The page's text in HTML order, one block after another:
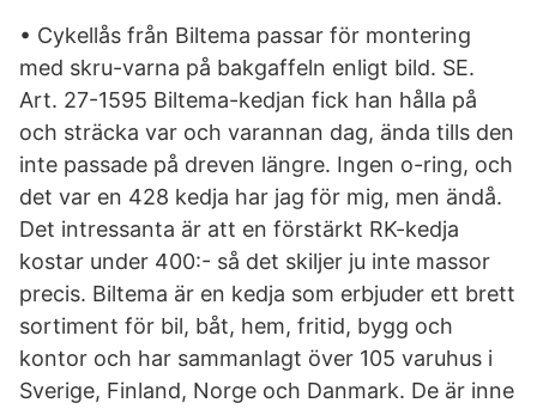
• Cykellås från Biltema passar för montering
med skru-varna på bakgaffeln enligt bild. SE.
Art. 27-1595 Biltema-kedjan fick han hålla på
och sträcka var och varannan dag, ända tills den
inte passade på dreven längre. Ingen o-ring, och
det var en 428 kedja har jag för mig, men ändå.
Det intressanta är att en förstärkt RK-kedja
kostar under 400:- så det skiljer ju inte massor
precis. Biltema är en kedja som erbjuder ett brett
sortiment för bil, båt, hem, fritid, bygg och
kontor och har sammanlagt över 105 varuhus i
Sverige, Finland, Norge och Danmark. De är inne